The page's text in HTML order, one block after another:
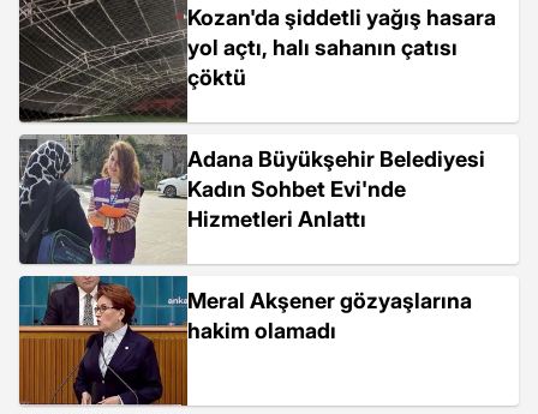
Kozan'da şiddetli yağış hasara
yol açtı, halı sahanın çatısı
çöktü
Adana Büyükşehir Belediyesi
Kadın Sohbet Evi'nde
Hizmetleri Anlattı
Meral Akşener gözyaşlarına
hakim olamadı